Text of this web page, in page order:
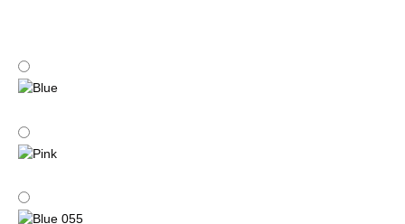
Black 032
Blue
Pink